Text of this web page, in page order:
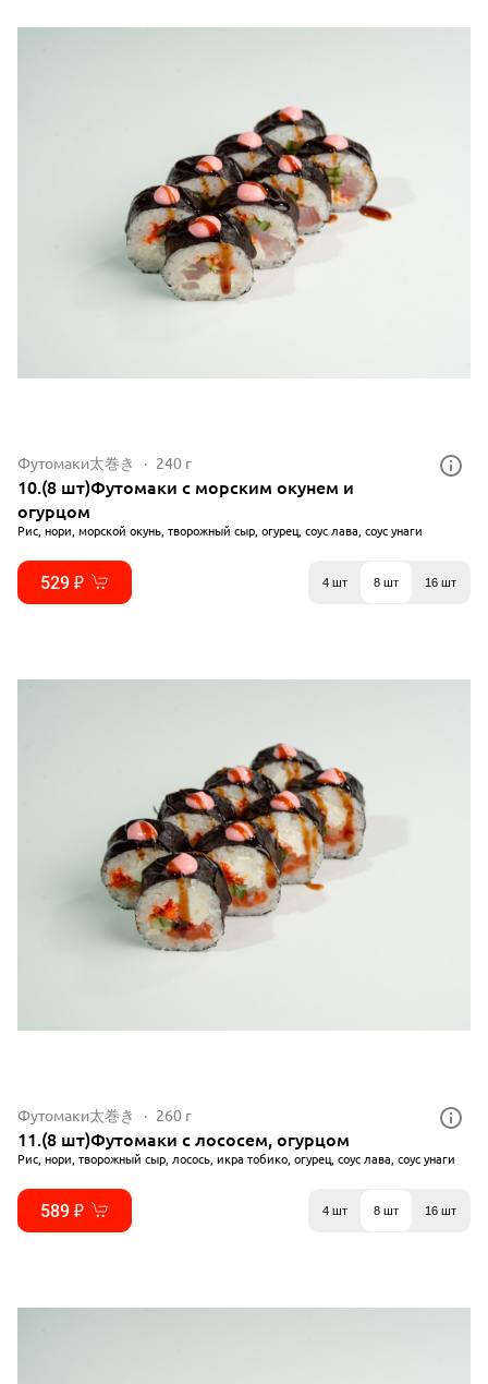
Футомаки太巻き 240 г
10.(8 шт)Футомаки с морским окунем и
огурцом
Рис, нори, морской окунь, творожный сыр, огурец, соус лава, соус унаги
529 ₽ 4 шт 8 шт 16 шт
Футомаки太巻き 260 г
11.(8 шт)Футомаки с лососем, огурцом
Рис, нори, творожный сыр, лосось, икра тобико, огурец, соус лава, соус унаги
589 ₽ 4 шт 8 шт 16 шт